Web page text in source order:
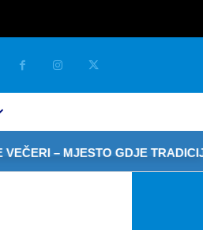
– MJESTO GDJE